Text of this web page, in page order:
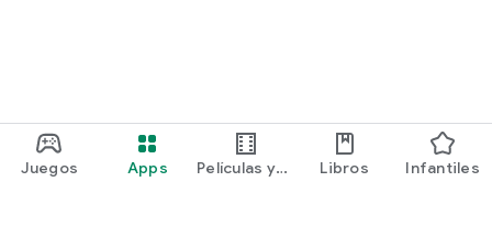
Juegos Apps
Películas y
Libros Infantiles